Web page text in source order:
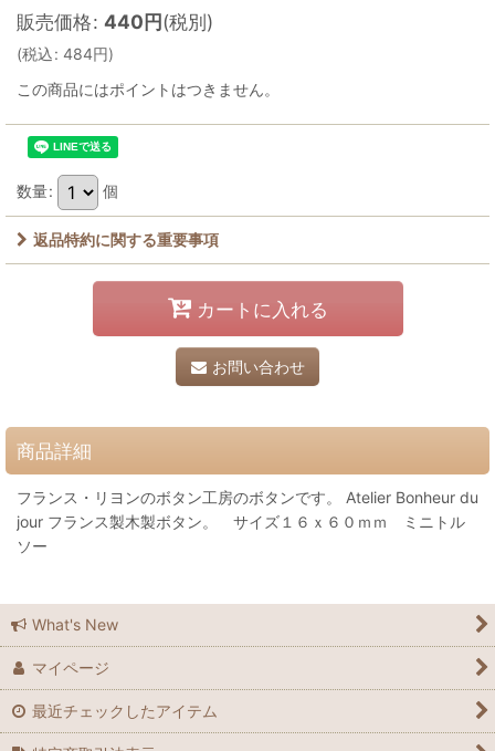
販売価格: 440円(税別)
(税込: 484円)
この商品にはポイントはつきません。
数量: 個
返品特約に関する重要事項
カートに入れる
お問い合わせ
商品詳細
フランス・リヨンのボタン工房のボタンです。 Atelier Bonheur du
jour フランス製木製ボタン。 サイズ１６ｘ６０ｍｍ ミニトル
ソー
What's New
マイページ
最近チェックしたアイテム